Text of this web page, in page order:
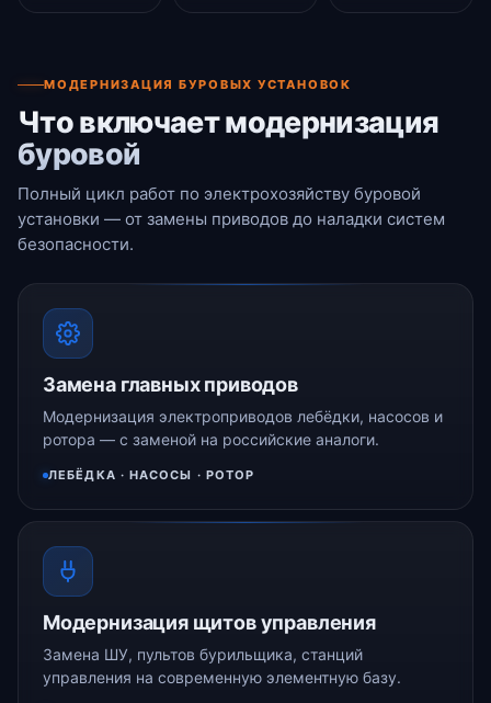
МОДЕРНИЗАЦИЯ БУРОВЫХ УСТАНОВОК
Что включает модернизация
буровой
Полный цикл работ по электрохозяйству буровой
установки — от замены приводов до наладки систем
безопасности.
Замена главных приводов
Модернизация электроприводов лебёдки, насосов и
ротора — с заменой на российские аналоги.
ЛЕБЁДКА · НАСОСЫ · РОТОР
Модернизация щитов управления
Замена ШУ, пультов бурильщика, станций
управления на современную элементную базу.